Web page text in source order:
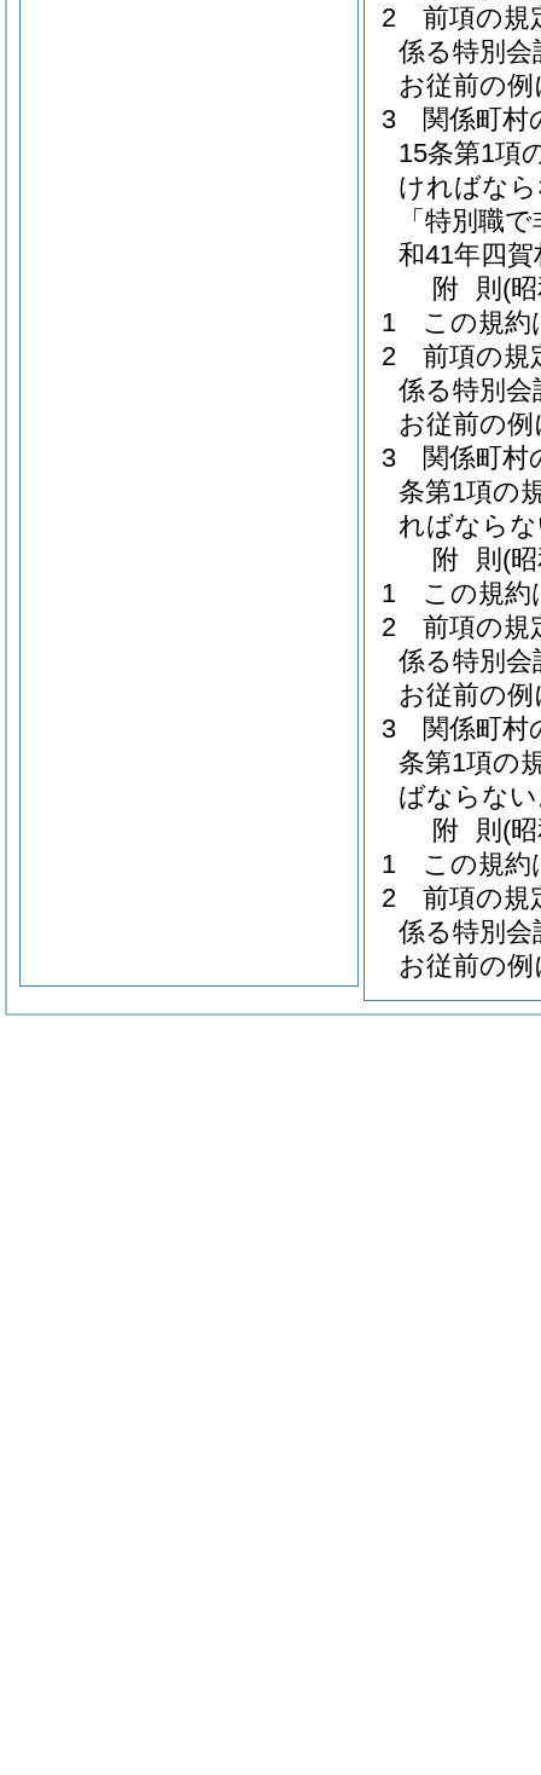
2
前項の規
係る特別
お従前の
3
関係町村
15条第1項
ければな
「特別職
和41年四
附 則 (
1
この規約
2
前項の規
係る特別
お従前の
3
関係町村
条第1項の
ればなら
附 則 (
1
この規約
2
前項の規
係る特別
お従前の
3
関係町村
条第1項の
ばならな
附 則 (
1
この規約
2
前項の規
係る特別
お従前の